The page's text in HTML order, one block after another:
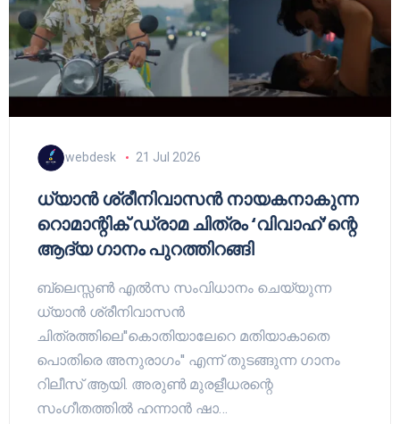
webdesk 21 Jul 2026
ധ്യാൻ ശ്രീനിവാസൻ നായകനാകുന്ന
റൊമാന്റിക് ഡ്രാമ ചിത്രം ‘വിവാഹ്’ന്റെ
ആദ്യ ഗാനം പുറത്തിറങ്ങി
ബ്ലെസ്സൺ എൽസ സംവിധാനം ചെയ്യുന്ന
ധ്യാൻ ശ്രീനിവാസൻ
ചിത്രത്തിലെ''കൊതിയാലേറെ മതിയാകാതെ
പൊതിരെ അനുരാഗം'' എന്ന് തുടങ്ങുന്ന ഗാനം
റിലീസ് ആയി. അരുൺ മുരളീധരന്റെ
സംഗീതത്തിൽ ഹന്നാൻ ഷാ…